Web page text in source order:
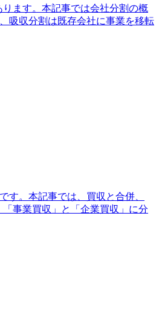
ます。本記事では会社分割の概
吸収分割は既存会社に事業を移転
す。本記事では、買収と合併、
事業買収」と「企業買収」に分